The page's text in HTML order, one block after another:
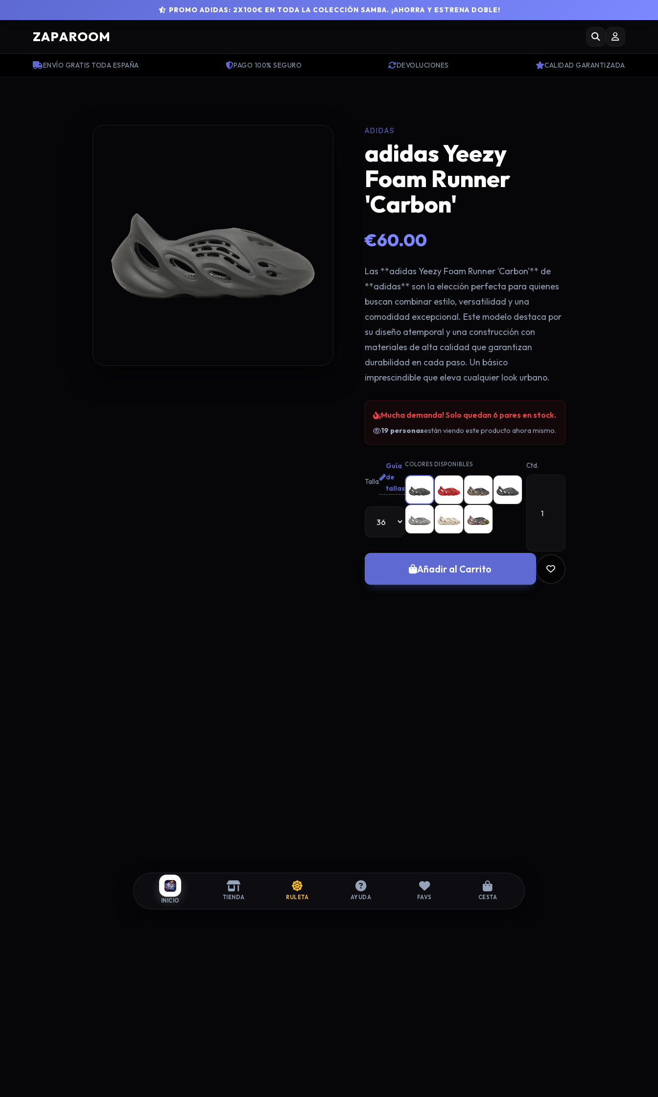
PROMO ADIDAS: 2X100€ EN TODA LA COLECCIÓN SAMBA. ¡AHORRA Y ESTRENA DOBLE!
ZAPAROOM
ENVÍO GRATIS TODA ESPAÑA PAGO 100% SEGURO DEVOLUCIONES CALIDAD GARANTIZADA
INICIO TIENDA RULETA AYUDA FAVS CESTA
ADIDAS
adidas Yeezy
Foam Runner
'Carbon'
€60.00
Las **adidas Yeezy Foam Runner 'Carbon'** de
**adidas** son la elección perfecta para quienes
buscan combinar estilo, versatilidad y una
comodidad excepcional. Este modelo destaca por
su diseño atemporal y una construcción con
materiales de alta calidad que garantizan
durabilidad en cada paso. Un básico
imprescindible que eleva cualquier look urbano.
¡Mucha demanda! Solo quedan 6 pares en stock.
19 personasestán viendo este producto ahora mismo.
Talla
Guía
de
tallas
COLORES DISPONIBLES Ctd.
Añadir al Carrito
×
¡Llévate 2 x 100€! 👟
Regístrate ahora y aprovecha la **oferta exclusiva en
Adidas Samba**. Además, ¡tienes una tirada gratis en la
Continuar con Google
Crear con Email